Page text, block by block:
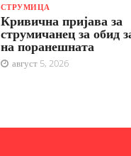
СТРУМИЦА
Кривична пријава за
струмичанец за обид
на поранешната
август 5, 2026